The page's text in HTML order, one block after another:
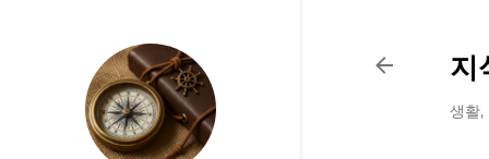
지
생활,